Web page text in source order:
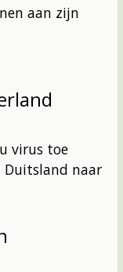
aan zijn
virus toe
Duitsland naar